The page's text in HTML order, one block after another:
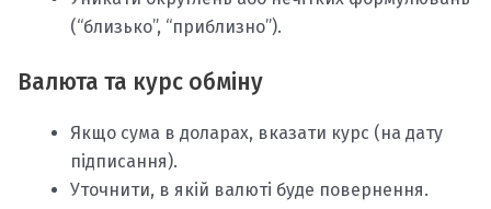
(“близько”, “приблизно”).
Валюта та курс обміну
Якщо сума в доларах, вказати курс (на дату
підписання).
Уточнити, в якій валюті буде повернення.